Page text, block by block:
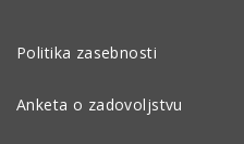
Politika zasebnosti
Anketa o zadovoljstvu